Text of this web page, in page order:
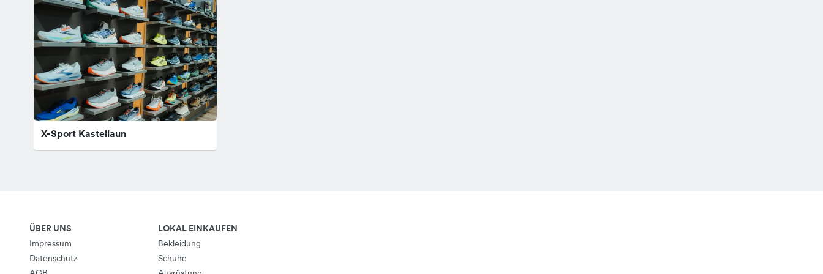
X-Sport Kastellaun
ÜBER UNS
Impressum
Datenschutz
LOKAL EINKAUFEN
Bekleidung
Schuhe